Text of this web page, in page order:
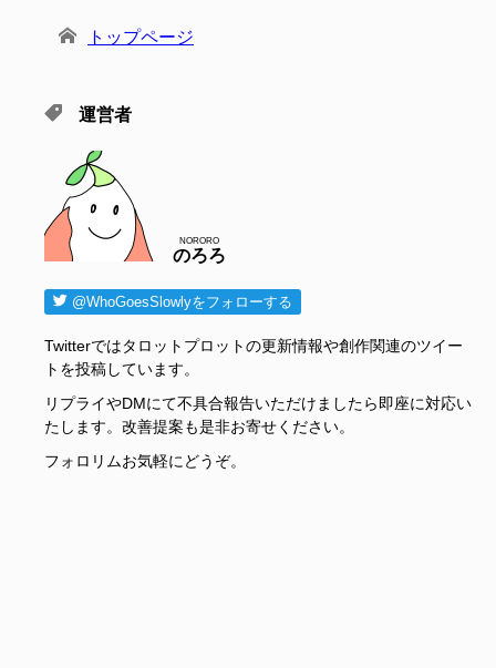
トップページ
運営者
のろろ
NORORO
@WhoGoesSlowlyをフォローする
Twitterではタロットプロットの更新情報や創作関連のツイー
トを投稿しています。
リプライやDMにて不具合報告いただけましたら即座に対応い
たします。改善提案も是非お寄せください。
フォロリムお気軽にどうぞ。